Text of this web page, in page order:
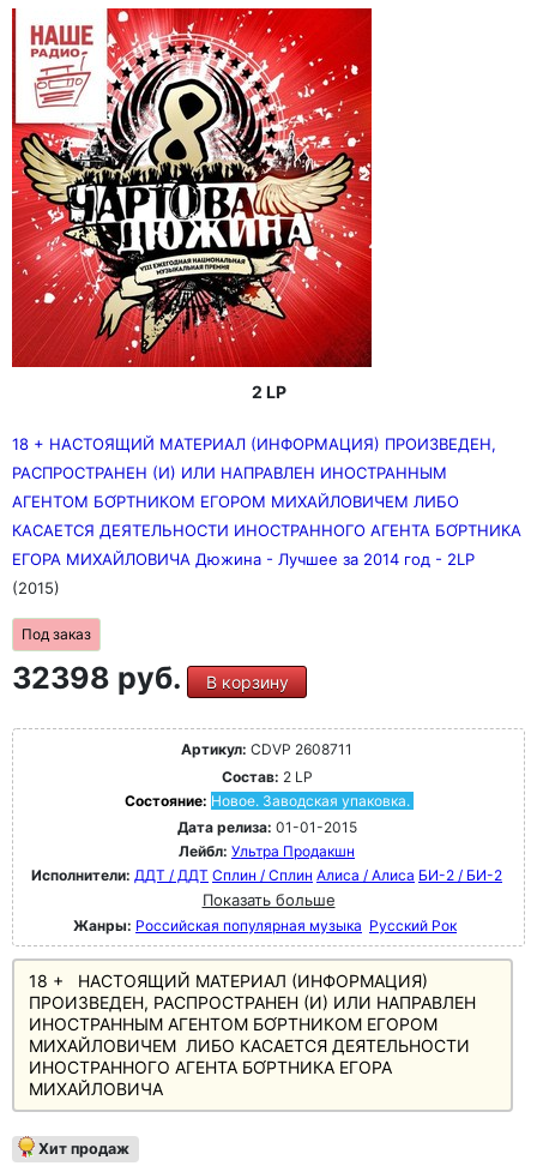
2 LP
18 + НАСТОЯЩИЙ МАТЕРИАЛ (ИНФОРМАЦИЯ) ПРОИЗВЕДЕН,
РАСПРОСТРАНЕН (И) ИЛИ НАПРАВЛЕН ИНОСТРАННЫМ
АГЕНТОМ БО́РТНИКОМ ЕГОРОМ МИХАЙЛОВИЧЕМ ЛИБО
КАСАЕТСЯ ДЕЯТЕЛЬНОСТИ ИНОСТРАННОГО АГЕНТА БО́РТНИКА
ЕГОРА МИХАЙЛОВИЧА Дюжина - Лучшее за 2014 год - 2LP
(2015)
Под заказ
32398 руб. В корзину
Артикул: CDVP 2608711
Состав: 2 LP
Состояние: Новое. Заводская упаковка.
Дата релиза: 01-01-2015
Лейбл: Ультра Продакшн
Исполнители: ДДТ / ДДТ Сплин / Сплин Алиса / Алиса БИ-2 / БИ-2
Показать больше
Жанры: Российская популярная музыка Русский Рок
18 + НАСТОЯЩИЙ МАТЕРИАЛ (ИНФОРМАЦИЯ)
ПРОИЗВЕДЕН, РАСПРОСТРАНЕН (И) ИЛИ НАПРАВЛЕН
ИНОСТРАННЫМ АГЕНТОМ БО́РТНИКОМ ЕГОРОМ
МИХАЙЛОВИЧЕМ ЛИБО КАСАЕТСЯ ДЕЯТЕЛЬНОСТИ
ИНОСТРАННОГО АГЕНТА БО́РТНИКА ЕГОРА
МИХАЙЛОВИЧА
Хит продаж